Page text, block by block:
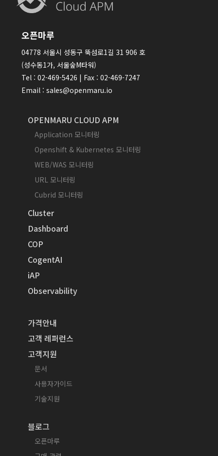
오픈마루
04778 서울시 성동구 뚝섬로1길 31 906 호
(성수동1가, 서울숲M타워)
Tel : 02-469-5426 | Fax : 02-469-7247
Email : sales@openmaru.io
OPENMARU CLOUD APM
Application 모니터링
Openshift & Kubernetes 모니터링
WEB/WAS 모니터링
URL 모니터링
Cubrid 모니터링
Cluster
Dashboard
COP
CogentAI
iAP
Observability
가격안내
고객 레퍼런스
고객지원
문서
사용자가이드
기술지원
블로그
오픈마루